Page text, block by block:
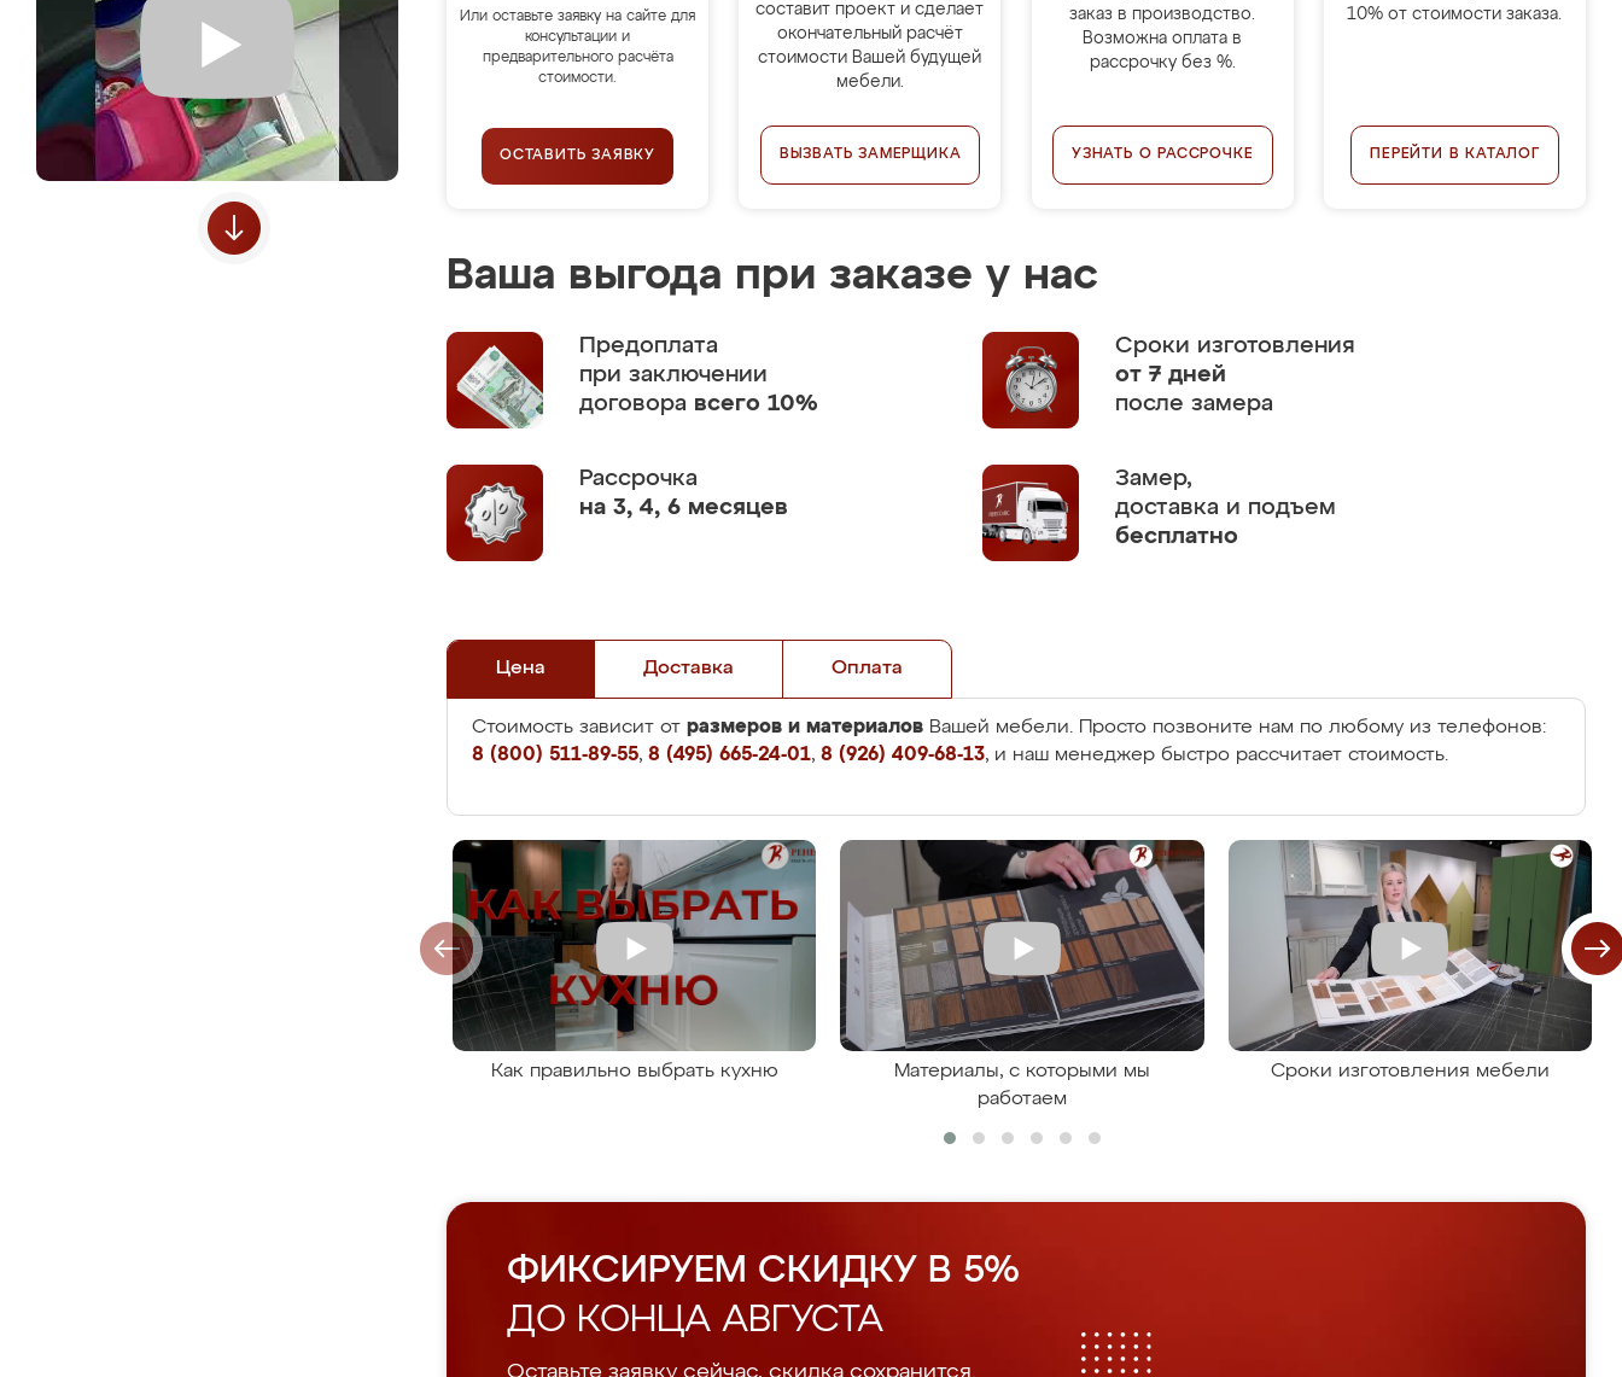
Или оставьте заявку на сайте для
консультации и
предварительного расчёта
стоимости.
ОСТАВИТЬ ЗАЯВКУ
составит проект и сделает
окончательный расчёт
стоимости Вашей будущей
мебели.
ВЫЗВАТЬ ЗАМЕРЩИКА
заказ в производство.
Возможна оплата в
рассрочку без %.
УЗНАТЬ О РАССРОЧКЕ
10% от стоимости заказа.
ПЕРЕЙТИ В КАТАЛОГ
Ваша выгода при заказе у нас
Предоплата
при заключении
договора всего 10%
Сроки изготовления
от 7 дней
после замера
Рассрочка
на 3, 4, 6 месяцев
Замер,
доставка и подъем
бесплатно
Цена Доставка Оплата
Стоимость зависит от размеров и материалов Вашей мебели. Просто позвоните нам по любому из телефонов:
8 (800) 511-89-55, 8 (495) 665-24-01, 8 (926) 409-68-13, и наш менеджер быстро рассчитает стоимость.
Как правильно выбрать кухню
Материалы, с которыми мы
работаем
Сроки изготовления мебели
ФИКСИРУЕМ СКИДКУ В 5%
ДО КОНЦА АВГУСТА
Оставьте заявку сейчас, скидка сохранится.